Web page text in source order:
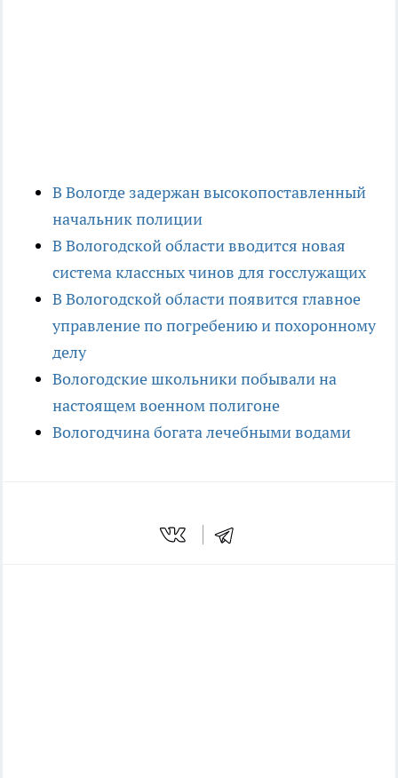
В Вологде задержан высокопоставленный
начальник полиции
В Вологодской области вводится новая
система классных чинов для госслужащих
В Вологодской области появится главное
управление по погребению и похоронному
делу
Вологодские школьники побывали на
настоящем военном полигоне
Вологодчина богата лечебными водами